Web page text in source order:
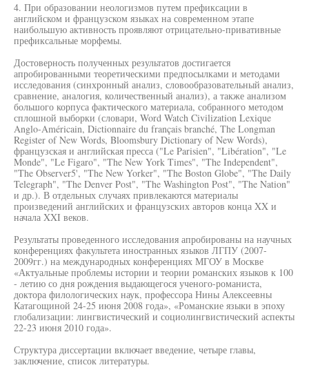
4. При образовании неологизмов путем префиксации в
английском и французском языках на современном этапе
наибольшую активность проявляют отрицательно-привативные
префиксальные морфемы.
Достоверность полученных результатов достигается
апробированными теоретическими предпосылками и методами
исследования (синхронный анализ, словообразовательный анализ,
сравнение, аналогия, количественный анализ), а также анализом
большого корпуса фактического материала, собранного методом
сплошной выборки (словари, Word Watch Civilization Lexique
Anglo-Américain, Dictionnaire du français branché, The Longman
Register of New Words, Bloomsbury Dictionary of New Words),
французская и английская пресса ("Le Parisien", "Libération", "Le
Monde", "Le Figaro", "The New York Times", "The Independent",
"The Observer5', "The New Yorker", "The Boston Globe", "The Daily
Telegraph", "The Denver Post", "The Washington Post", "The Nation"
и др.). В отдельных случаях привлекаются материалы
произведений английских и французских авторов конца XX и
начала XXI веков.
Результаты проведенного исследования апробированы на научных
конференциях факультета иностранных языков ЛГПУ (2007-
2009гг.) на международных конференциях МГОУ в Москве
«Актуальные проблемы истории и теории романских языков к 100
- летию со дня рождения выдающегося ученого-романиста,
доктора филологических наук, профессора Нины Алексеевны
Катагощиной 24-25 июня 2008 года», «Романские языки в эпоху
глобализации: лингвистический и социолингвистический аспекты
22-23 июня 2010 года».
Структура диссертации включает введение, четыре главы,
заключение, список литературы.